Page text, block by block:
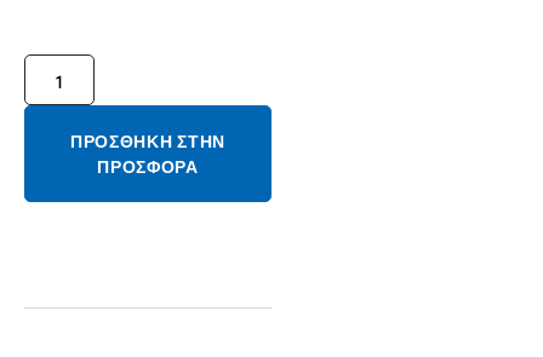
ΠΡΟΣΘΉΚΗ ΣΤΗΝ
ΠΡΟΣΦΟΡΆ